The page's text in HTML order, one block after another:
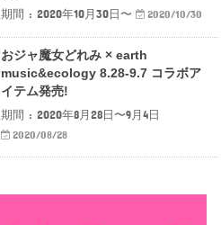
期間 : 2020年10月30日〜
2020/10/30
おジャ魔女どれみ × earth
music&ecology 8.28-9.7 コラボア
イテム発売!
期間 : 2020年8月28日〜9月4日
2020/08/28